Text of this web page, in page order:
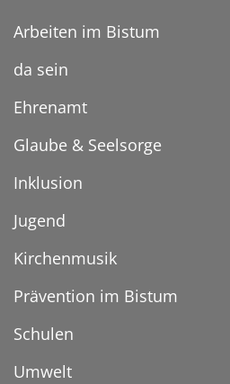
Arbeiten im Bistum
da sein
Ehrenamt
Glaube & Seelsorge
Inklusion
Jugend
Kirchenmusik
Prävention im Bistum
Schulen
Umwelt